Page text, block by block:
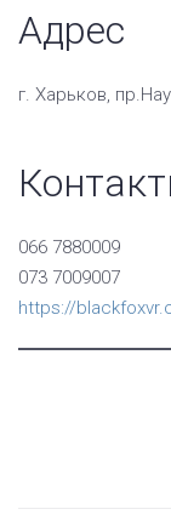
Адрес
г. Харьков,
066 7880009
073 7009007
https://